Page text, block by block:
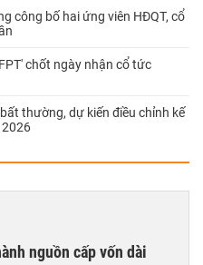
công bố hai ứng viên HĐQT, cổ
chốt ngày nhận cổ tức
thường, dự kiến điều chỉnh kế
2026
nguồn cấp vốn dài